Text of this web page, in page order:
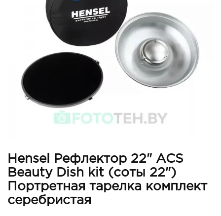
Hensel Рефлектор 22" ACS
Beauty Dish kit (соты 22")
Портретная тарелка комплект
серебристая